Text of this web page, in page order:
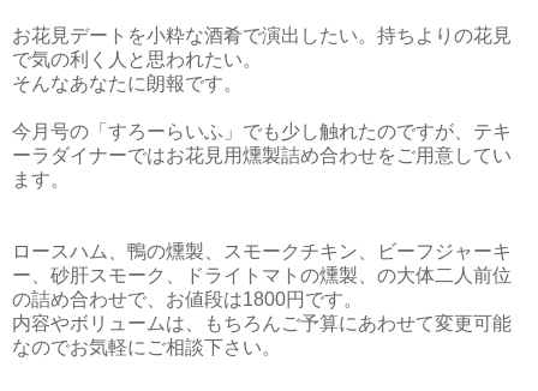
お花見デートを小粋な酒肴で演出したい。持ちよりの花見
で気の利く人と思われたい。
そんなあなたに朗報です。
今月号の「すろーらいふ」でも少し触れたのですが、テキ
ーラダイナーではお花見用燻製詰め合わせをご用意してい
ます。
ロースハム、鴨の燻製、スモークチキン、ビーフジャーキ
ー、砂肝スモーク、ドライトマトの燻製、の大体二人前位
の詰め合わせで、お値段は1800円です。
内容やボリュームは、もちろんご予算にあわせて変更可能
なのでお気軽にご相談下さい。